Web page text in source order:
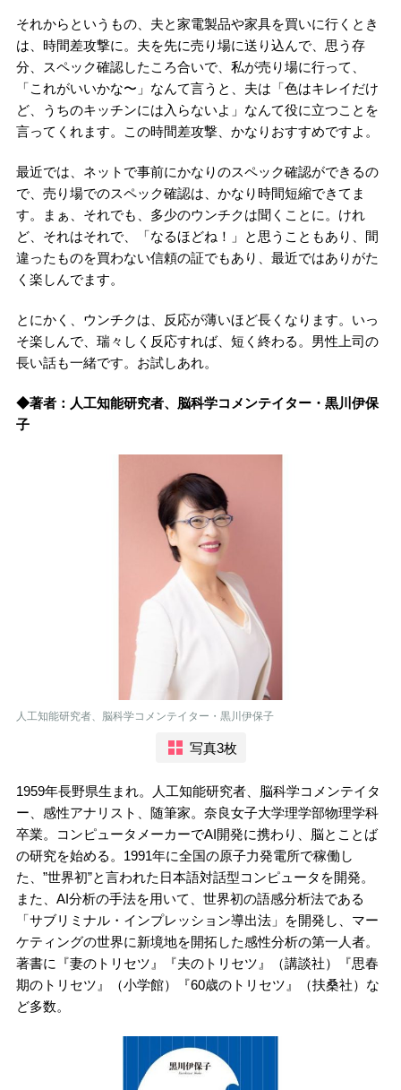
それからというもの、夫と家電製品や家具を買いに行くとき
は、時間差攻撃に。夫を先に売り場に送り込んで、思う存
分、スペック確認したころ合いで、私が売り場に行って、
「これがいいかな〜」なんて言うと、夫は「色はキレイだけ
ど、うちのキッチンには入らないよ」なんて役に立つことを
言ってくれます。この時間差攻撃、かなりおすすめですよ。
最近では、ネットで事前にかなりのスペック確認ができるの
で、売り場でのスペック確認は、かなり時間短縮できてま
す。まぁ、それでも、多少のウンチクは聞くことに。けれ
ど、それはそれで、「なるほどね！」と思うこともあり、間
違ったものを買わない信頼の証でもあり、最近ではありがた
く楽しんでます。
とにかく、ウンチクは、反応が薄いほど長くなります。いっ
そ楽しんで、瑞々しく反応すれば、短く終わる。男性上司の
長い話も一緒です。お試しあれ。
◆著者：人工知能研究者、脳科学コメンテイター・黒川伊保
子
人工知能研究者、脳科学コメンテイター・黒川伊保子
写真3枚
1959年長野県生まれ。人工知能研究者、脳科学コメンテイタ
ー、感性アナリスト、随筆家。奈良女子大学理学部物理学科
卒業。コンピュータメーカーでAI開発に携わり、脳とことば
の研究を始める。1991年に全国の原子力発電所で稼働し
た、”世界初”と言われた日本語対話型コンピュータを開発。
また、AI分析の手法を用いて、世界初の語感分析法である
「サブリミナル・インプレッション導出法」を開発し、マー
ケティングの世界に新境地を開拓した感性分析の第一人者。
著書に『妻のトリセツ』『夫のトリセツ』（講談社）『思春
期のトリセツ』（小学館）『60歳のトリセツ』（扶桑社）な
ど多数。